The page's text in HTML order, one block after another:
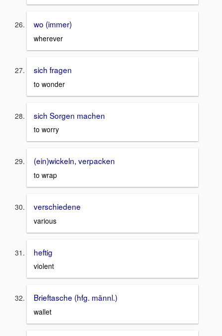
wo (immer)
wherever
sich fragen
to wonder
sich Sorgen machen
to worry
(ein)wickeln, verpacken
to wrap
verschiedene
various
heftig
violent
Brieftasche (hfg. männl.)
wallet